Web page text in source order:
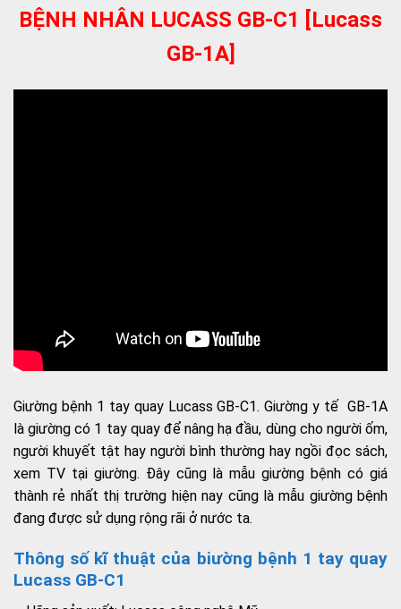
BỆNH NHÂN LUCASS GB-C1 [Lucass
GB-1A]
Giường bệnh 1 tay quay Lucass GB-C1. Giường y tế GB-1A
là giường có 1 tay quay để nâng hạ đầu, dùng cho người ốm,
người khuyết tật hay người bình thường hay ngồi đọc sách,
xem TV tại giường. Đây cũng là mẫu giường bệnh có giá
thành rẻ nhất thị trường hiện nay cũng là mẫu giường bệnh
đang được sử dụng rộng rãi ở nước ta.
Thông số kĩ thuật của biường bệnh 1 tay quay
Lucass GB-C1